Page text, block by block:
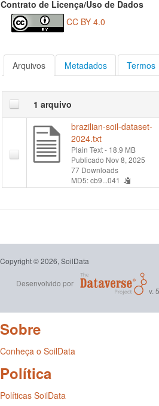
Contrato de Licença/Uso de Dados
CC BY 4.0
Arquivos Metadados Termos
1 arquivo
brazilian-soil-dataset-
2024.txt
Plain Text- 18.9 MB
Publicado Nov 8, 2025
77 Downloads
MD5: cb9...041
Copyright © 2026, SoilData
Desenvolvido por
v.
Sobre
Conheça o SoilData
Política
Políticas SoilData